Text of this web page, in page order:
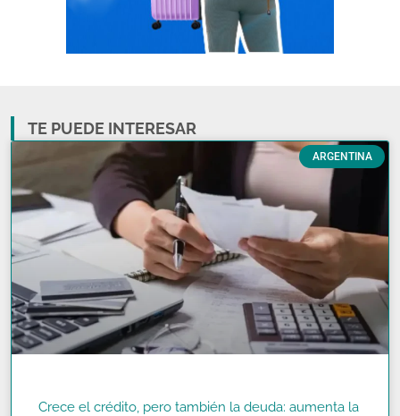
TE PUEDE INTERESAR
ARGENTINA
Crece el crédito, pero también la deuda: aumenta la